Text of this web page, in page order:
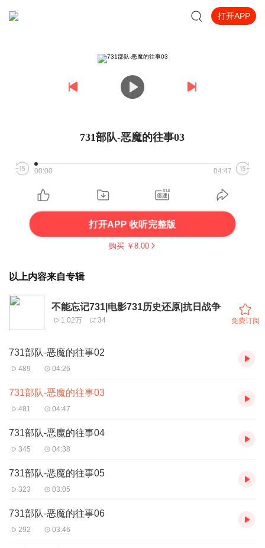
打开APP
731部队-恶魔的往事03
00:00 04:47
打开APP 收听完整版
购买 ￥ 8.00
以上内容来自专辑
不能忘记731|电影731历史还原|抗日战争
1.02万 34 免费订阅
731部队-恶魔的往事02
489 04:26
731部队-恶魔的往事03
481 04:47
731部队-恶魔的往事04
345 04:38
731部队-恶魔的往事05
323 03:05
731部队-恶魔的往事06
292 03:46